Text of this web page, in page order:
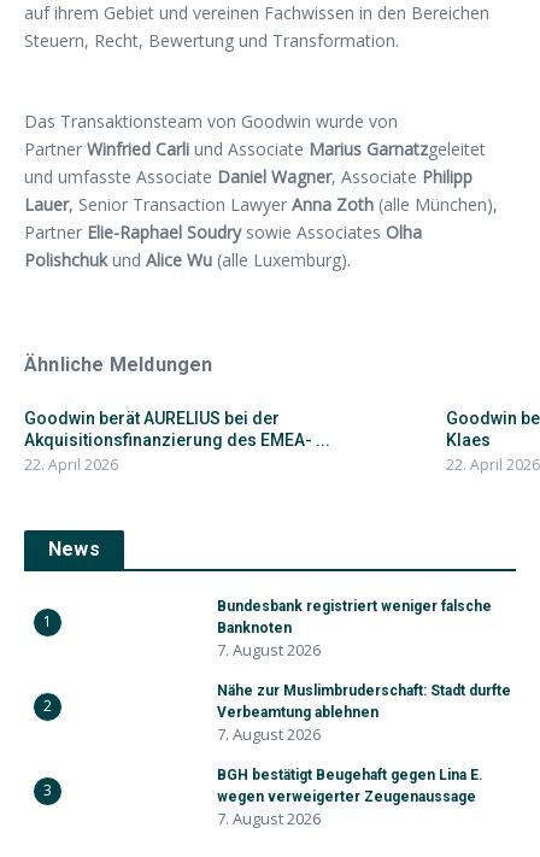
auf ihrem Gebiet und vereinen Fachwissen in den Bereichen
Steuern, Recht, Bewertung und Transformation.
Das Transaktionsteam von Goodwin wurde von
Partner Winfried Carli und Associate Marius Garnatzgeleitet
und umfasste Associate Daniel Wagner, Associate Philipp
Lauer, Senior Transaction Lawyer Anna Zoth (alle München),
Partner Elie-Raphael Soudrysowie Associates Olha
Polishchukund Alice Wu (alle Luxemburg).
Ähnliche Meldungen
Goodwin berät AURELIUS bei der
Akquisitionsfinanzierung des EMEA- ...
22. April 2026
Goodwin
Klaes
22. April 2026
News
1
Bundesbank registriert weniger falsche
Banknoten
7. August 2026
2
Nähe zur Muslimbruderschaft: Stadt durfte
Verbeamtung ablehnen
7. August 2026
3
BGH bestätigt Beugehaft gegen Lina E.
wegen verweigerter Zeugenaussage
7. August 2026